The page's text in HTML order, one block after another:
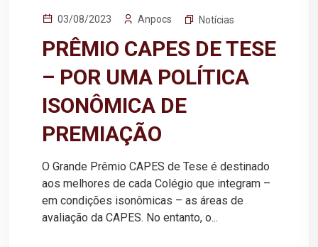
03/08/2023 Anpocs Notícias
PRÊMIO CAPES DE TESE
– POR UMA POLÍTICA
ISONÔMICA DE
PREMIAÇÃO
O Grande Prêmio CAPES de Tese é destinado
aos melhores de cada Colégio que integram –
em condições isonômicas – as áreas de
avaliação da CAPES. No entanto, o...